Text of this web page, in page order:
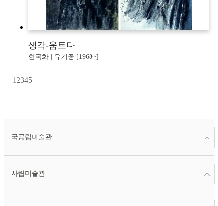
생각-움트다
한국화 | 유기종 [1968~]
1 2345
국공립미술관
사립미술관